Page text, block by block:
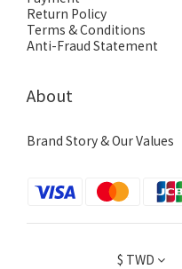
Return Policy
Terms & Conditions
Anti-Fraud Statement
About
Brand Story & Our Values
$ TWD